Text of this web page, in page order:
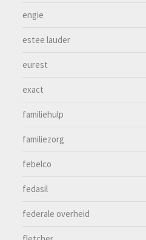
engie
estee lauder
eurest
exact
familiehulp
familiezorg
febelco
fedasil
federale overheid